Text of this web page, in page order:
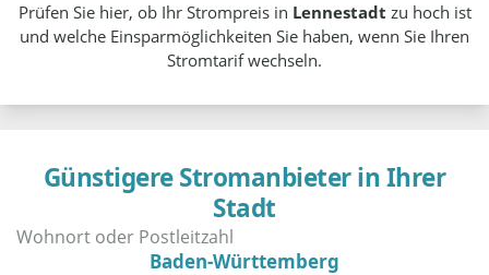
Prüfen Sie hier, ob Ihr Strompreis in Lennestadt zu hoch ist
und welche Einsparmöglichkeiten Sie haben, wenn Sie Ihren
Stromtarif wechseln.
Günstigere Stromanbieter in Ihrer
Stadt
Baden-Württemberg